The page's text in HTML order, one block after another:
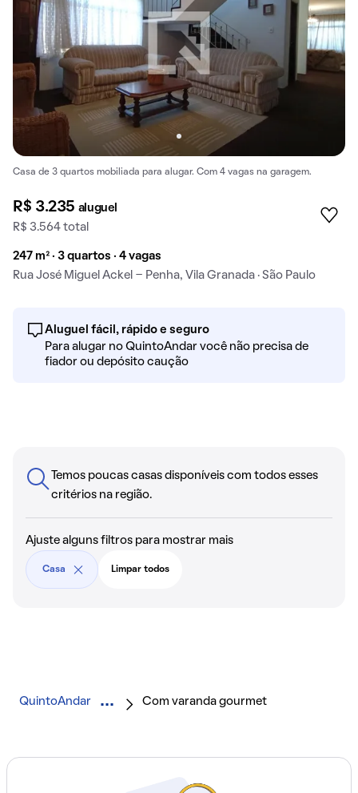
Casa de 3 quartos mobiliada para alugar. Com 4 vagas na garagem.
R$ 3.235 aluguel
R$ 3.564 total
247 m² · 3 quartos · 4 vagas
Rua José Miguel Ackel - Penha, Vila Granada · São Paulo
Aluguel fácil, rápido e seguro
Para alugar no QuintoAndar você não precisa de
fiador ou depósito caução
Temos poucas casas disponíveis com todos esses
critérios na região.
Ajuste alguns filtros para mostrar mais
Casa Limpar todos
QuintoAndar Com varanda gourmet